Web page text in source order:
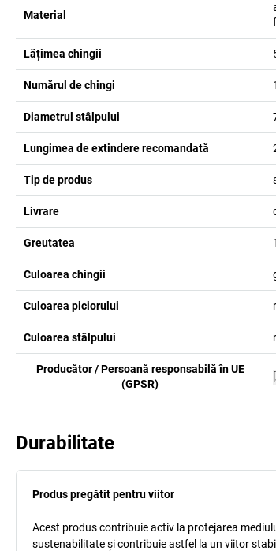
Material
Lățimea chingii
Numărul de chingi 1
Diametrul stâlpului
Lungimea de extindere recomandată
Tip de produs
Livrare
Greutatea
Culoarea chingii
Culoarea piciorului
Culoarea stâlpului
Producător / Persoană responsabilă în UE
(GPSR)
Durabilitate
Produs pregătit pentru viitor
Acest produs contribuie activ la protejarea
sustenabilitate și contribuie astfel la un viitor